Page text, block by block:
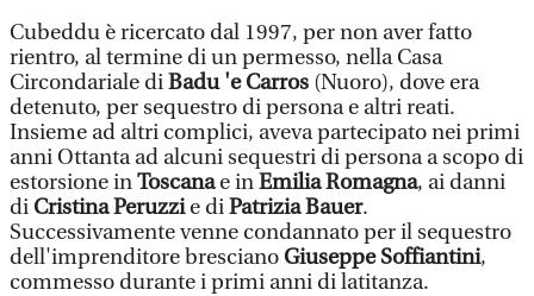
Cubeddu è ricercato dal 1997, per non aver fatto
rientro, al termine di un permesso, nella Casa
Circondariale diBadu 'e Carros (Nuoro), dove era
detenuto, per sequestro di persona e altri reati.
Insieme ad altri complici, aveva partecipato nei primi
anni Ottanta ad alcuni sequestri di persona a scopo di
estorsione inToscanae inEmilia Romagna, ai danni
di Cristina Peruzzie diPatrizia Bauer.
Successivamente venne condannato per il sequestro
dell'imprenditore brescianoGiuseppe Soffiantini,
commesso durante i primi anni di latitanza.